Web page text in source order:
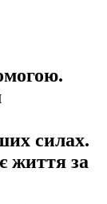
силах.
життя за